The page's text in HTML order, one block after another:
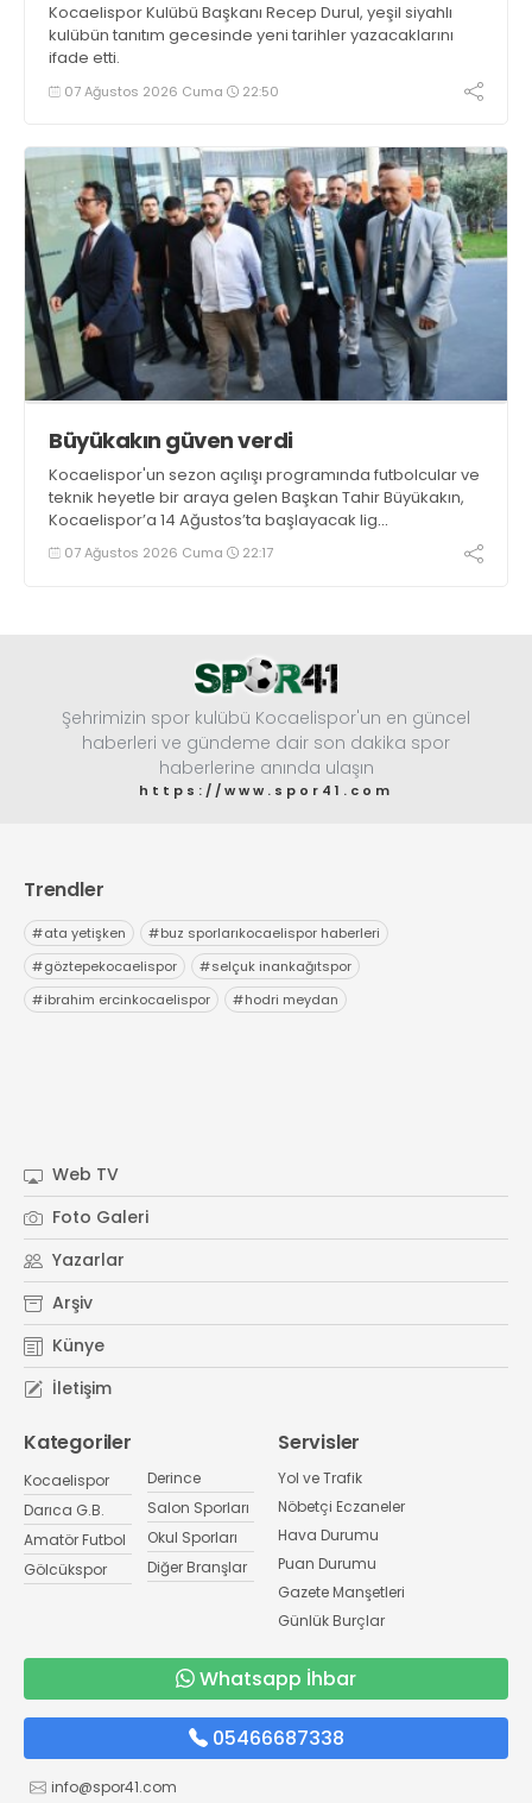
Kocaelispor Kulübü Başkanı Recep Durul, yeşil siyahlı
kulübün tanıtım gecesinde yeni tarihler yazacaklarını
ifade etti.
07 Ağustos 2026 Cuma 22:50
Büyükakın güven verdi
Kocaelispor'un sezon açılışı programında futbolcular ve
teknik heyetle bir araya gelen Başkan Tahir Büyükakın,
Kocaelispor’a 14 Ağustos’ta başlayacak lig
maratonunda başarılar diledi ve “Yanınızdayım” dedi.
07 Ağustos 2026 Cuma 22:17
Şehrimizin spor kulübü Kocaelispor'un en güncel
haberleri ve gündeme dair son dakika spor
haberlerine anında ulaşın
https://www.spor41.com
Trendler
#ata yetişken #buz sporlarıkocaelispor haberleri
#göztepekocaelispor #selçuk inankağıtspor
#ibrahim ercinkocaelispor #hodri meydan
Web TV
Foto Galeri
Yazarlar
Arşiv
Künye
İletişim
Kategoriler
Kocaelispor
Darıca G.B.
Amatör Futbol
Gölcükspor
Derince
Salon Sporları
Okul Sporları
Diğer Branşlar
Servisler
Yol ve Trafik
Nöbetçi Eczaneler
Hava Durumu
Puan Durumu
Gazete Manşetleri
Günlük Burçlar
Whatsapp İhbar
05466687338
info@spor41.com